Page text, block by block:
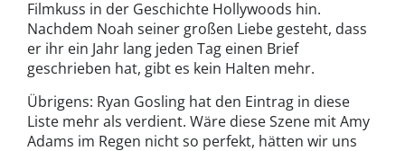
Filmkuss in der Geschichte Hollywoods hin.
Nachdem Noah seiner großen Liebe gesteht, dass
er ihr ein Jahr lang jeden Tag einen Brief
geschrieben hat, gibt es kein Halten mehr.
Übrigens: Ryan Gosling hat den Eintrag in diese
Liste mehr als verdient. Wäre diese Szene mit Amy
Adams im Regen nicht so perfekt, hätten wir uns